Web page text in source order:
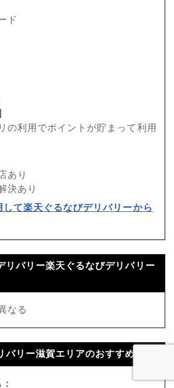
ド
の利用でポイントが貯まって利用
あり
決あり
て楽天ぐるなびデリバリーから
リバリー楽天ぐるなびデリバリー
なる
バリー滋賀エリアのおすすめ店舗